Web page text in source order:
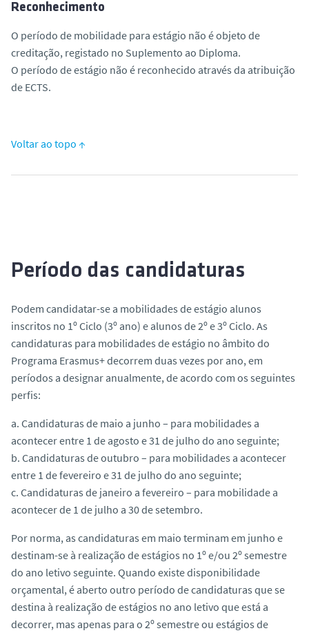
Reconhecimento
O período de mobilidade para estágio não é objeto de
creditação, registado no Suplemento ao Diploma.
O período de estágio não é reconhecido através da atribuição
de ECTS.
Voltar ao topo ↑
Período das candidaturas
Podem candidatar-se a mobilidades de estágio alunos
inscritos no 1º Ciclo (3º ano) e alunos de 2º e 3º Ciclo. As
candidaturas para mobilidades de estágio no âmbito do
Programa Erasmus+ decorrem duas vezes por ano, em
períodos a designar anualmente, de acordo com os seguintes
perfis:
a. Candidaturas de maio a junho – para mobilidades a
acontecer entre 1 de agosto e 31 de julho do ano seguinte;
b. Candidaturas de outubro – para mobilidades a acontecer
entre 1 de fevereiro e 31 de julho do ano seguinte;
c. Candidaturas de janeiro a fevereiro – para mobilidade a
acontecer de 1 de julho a 30 de setembro.
Por norma, as candidaturas em maio terminam em junho e
destinam-se à realização de estágios no 1º e/ou 2º semestre
do ano letivo seguinte. Quando existe disponibilidade
orçamental, é aberto outro período de candidaturas que se
destina à realização de estágios no ano letivo que está a
decorrer, mas apenas para o 2º semestre ou estágios de